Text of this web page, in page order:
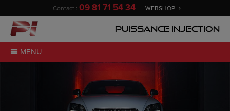
Contact : 09 81 71 54 34 WEBSHOP
Puissance Injection
MENU